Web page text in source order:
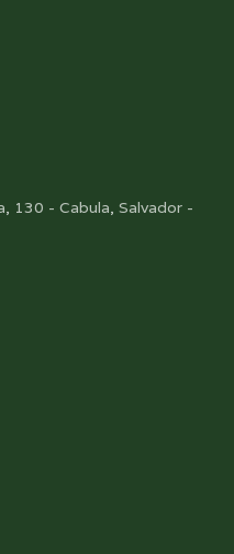
130 - Cabula, Salvador -